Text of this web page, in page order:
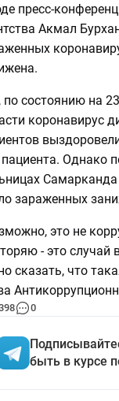
пресс-
Акмал
по состоянию на
коронавирус
Однако
Самарканда
зараженных
это не
- это случай
сказать, что
0
быть в курсе